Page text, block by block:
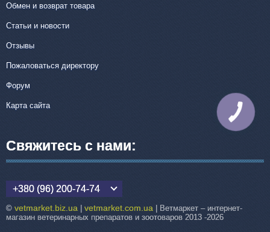
Обмен и возврат товара
Статьи и новости
Отзывы
Пожаловаться директору
Форум
Карта сайта
Свяжитесь с нами:
+380 (96) 200-74-74
© vetmarket.biz.ua vetmarket.com.ua | Ветмаркет – интернет-
магазин ветеринарных препаратов и зоотоваров 2013 -2026
КНОПКА
СВЯЗИ